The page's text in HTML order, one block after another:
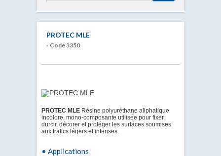
PROTEC MLE
· Code 3350
PROTEC MLE Résine polyuréthane aliphatique
incolore, mono-composante utilisée pour fixer,
durcir, décorer et protéger les surfaces soumises
aux trafics légers et intenses.
• Applications